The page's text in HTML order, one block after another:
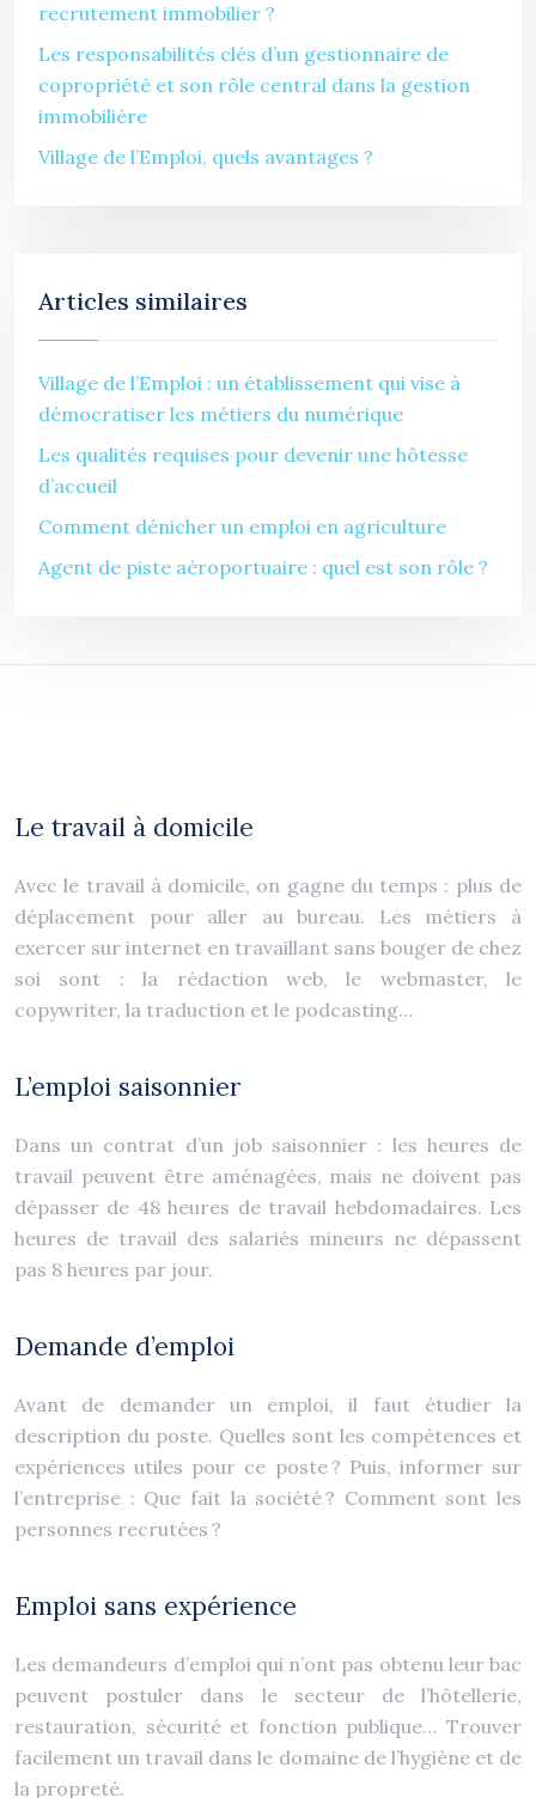
recrutement immobilier ?
Les responsabilités clés d’un gestionnaire de
copropriété et son rôle central dans la gestion
immobilière
Village de l’Emploi, quels avantages ?
Articles similaires
Village de l’Emploi : un établissement qui vise à
démocratiser les métiers du numérique
Les qualités requises pour devenir une hôtesse
d’accueil
Comment dénicher un emploi en agriculture
Agent de piste aéroportuaire : quel est son rôle ?
Le travail à domicile
Avec le travail à domicile, on gagne du temps : plus de
déplacement pour aller au bureau. Les métiers à
exercer sur internet en travaillant sans bouger de chez
soi sont : la rédaction web, le webmaster, le
copywriter, la traduction et le podcasting…
L’emploi saisonnier
Dans un contrat d’un job saisonnier : les heures de
travail peuvent être aménagées, mais ne doivent pas
dépasser de 48 heures de travail hebdomadaires. Les
heures de travail des salariés mineurs ne dépassent
pas 8 heures par jour.
Demande d’emploi
Avant de demander un emploi, il faut étudier la
description du poste. Quelles sont les compétences et
expériences utiles pour ce poste ? Puis, informer sur
l’entreprise : Que fait la société ? Comment sont les
personnes recrutées ?
Emploi sans expérience
Les demandeurs d’emploi qui n’ont pas obtenu leur bac
peuvent postuler dans le secteur de l’hôtellerie,
restauration, sécurité et fonction publique… Trouver
facilement un travail dans le domaine de l’hygiène et de
la propreté.